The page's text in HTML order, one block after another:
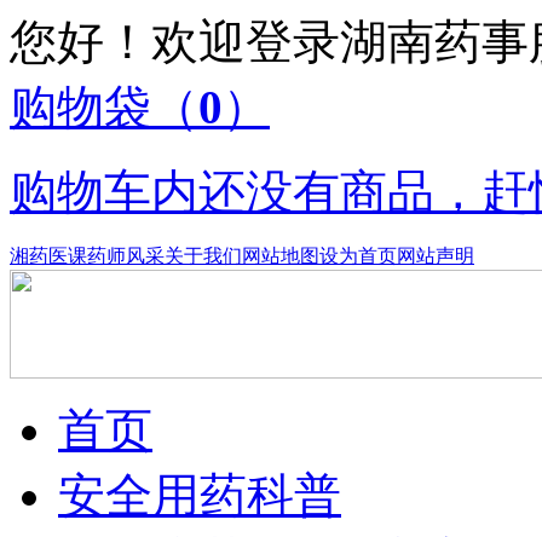
您好！欢迎登录湖南药
购物袋 （0）
购物车内还没有商品，
湘药医课药师风采关于我们网站地图设为首页网站声明
首页
安全用药科普